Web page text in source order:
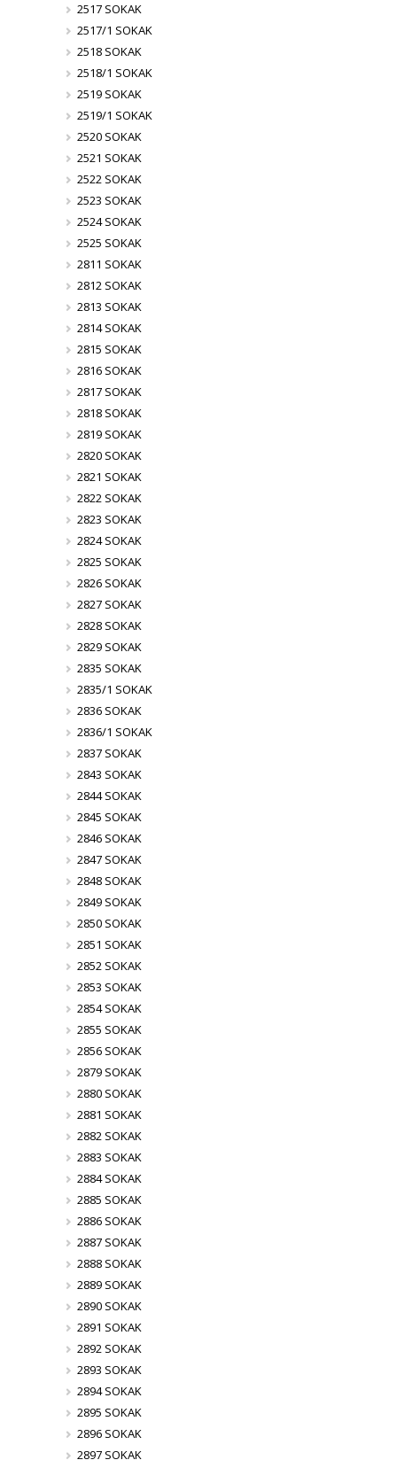
2517 SOKAK
2517/1 SOKAK
2518 SOKAK
2518/1 SOKAK
2519 SOKAK
2519/1 SOKAK
2520 SOKAK
2521 SOKAK
2522 SOKAK
2523 SOKAK
2524 SOKAK
2525 SOKAK
2811 SOKAK
2812 SOKAK
2813 SOKAK
2814 SOKAK
2815 SOKAK
2816 SOKAK
2817 SOKAK
2818 SOKAK
2819 SOKAK
2820 SOKAK
2821 SOKAK
2822 SOKAK
2823 SOKAK
2824 SOKAK
2825 SOKAK
2826 SOKAK
2827 SOKAK
2828 SOKAK
2829 SOKAK
2835 SOKAK
2835/1 SOKAK
2836 SOKAK
2836/1 SOKAK
2837 SOKAK
2843 SOKAK
2844 SOKAK
2845 SOKAK
2846 SOKAK
2847 SOKAK
2848 SOKAK
2849 SOKAK
2850 SOKAK
2851 SOKAK
2852 SOKAK
2853 SOKAK
2854 SOKAK
2855 SOKAK
2856 SOKAK
2879 SOKAK
2880 SOKAK
2881 SOKAK
2882 SOKAK
2883 SOKAK
2884 SOKAK
2885 SOKAK
2886 SOKAK
2887 SOKAK
2888 SOKAK
2889 SOKAK
2890 SOKAK
2891 SOKAK
2892 SOKAK
2893 SOKAK
2894 SOKAK
2895 SOKAK
2896 SOKAK
2897 SOKAK